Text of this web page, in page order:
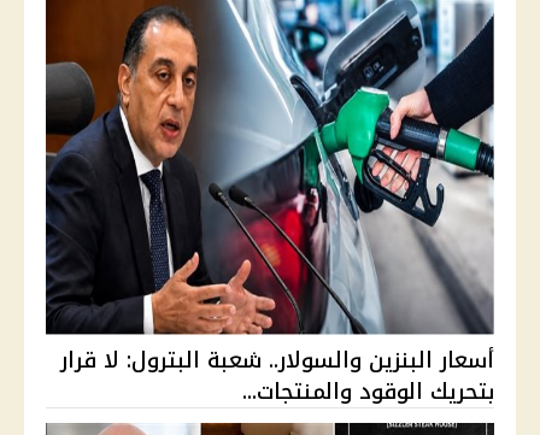
أسعار البنزين والسولار.. شعبة البترول: لا قرار
بتحريك الوقود والمنتجات...